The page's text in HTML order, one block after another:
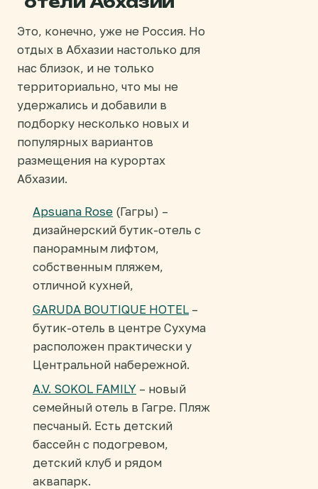
Это, конечно, уже не Россия. Но
отдых в Абхазии настолько для
нас близок, и не только
территориально, что мы не
удержались и добавили в
подборку несколько новых и
популярных вариантов
размещения на курортах
Абхазии.
Apsuana Rose (Гагры) –
дизайнерский бутик-отель с
панорамным лифтом,
собственным пляжем,
отличной кухней,
GARUDA BOUTIQUE HOTEL –
бутик-отель в центре Сухума
расположен практически у
Центральной набережной.
A.V. SOKOL FAMILY – новый
семейный отель в Гагре. Пляж
песчаный. Есть детский
бассейн с подогревом,
детский клуб и рядом
аквапарк.